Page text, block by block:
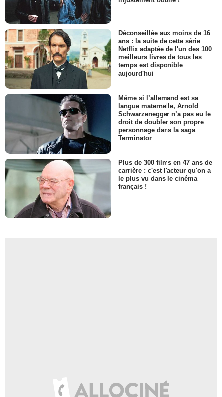
Déconseillée aux moins de 16
ans : la suite de cette série
Netflix adaptée de l'un des 100
meilleurs livres de tous les
temps est disponible
aujourd'hui
Même si l’allemand est sa
langue maternelle, Arnold
Schwarzenegger n’a pas eu le
droit de doubler son propre
personnage dans la saga
Terminator
Plus de 300 films en 47 ans de
carrière : c'est l'acteur qu'on a
le plus vu dans le cinéma
français !